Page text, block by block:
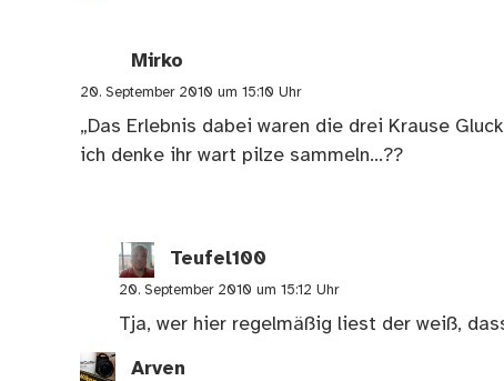
Mirko
20. September 2010 um 15:10 Uhr
„Das Erlebnis dabei waren die drei Krause
ich denke ihr wart pilze sammeln…??
Teufel100
20. September 2010 um 15:12 Uhr
Tja, wer hier regelmäßig liest der weiß,
Arven